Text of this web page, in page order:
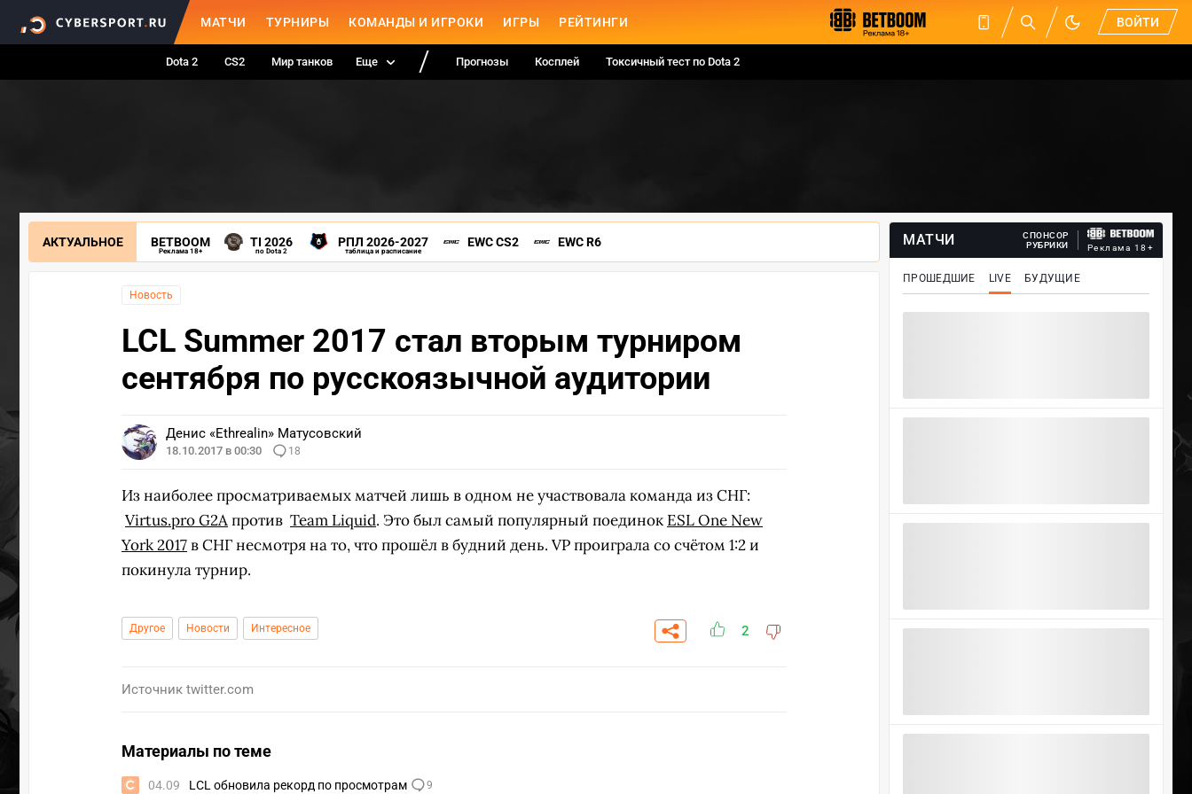
МАТЧИ ТУРНИРЫ КОМАНДЫ И ИГРОКИ ИГРЫ РЕЙТИНГИ ВОЙТИ
Dota 2 CS2 Мир танков Еще Прогнозы Косплей Токсичный тест по Dota 2
АКТУАЛЬНОЕ BETBOOM
Реклама 18+
TI 2026
по Dota 2
РПЛ 2026-2027
таблица и расписание
EWC CS2 EWC R6
Новость
LCL Summer 2017 стал вторым турниром
сентября по русскоязычной аудитории
Денис «Ethrealin» Матусовский
18.10.2017 в 00:30 18
Из наиболее просматриваемых матчей лишь в одном не участвовала команда из СНГ:
Virtus.pro G2Aпротив Team Liquid. Это был самый популярный поединок ESL One New
York 2017в СНГ несмотря на то, что прошёл в будний день. VP проиграла со счётом 1:2 и
покинула турнир.
Другое Новости Интересное 2
Источник twitter.com
Материалы по теме
04.09 LCL обновила рекорд по просмотрам 9
МАТЧИ
СПОНСОР
РУБРИКИ
Реклама 18+
ПРОШЕДШИЕ LIVE БУДУЩИЕ